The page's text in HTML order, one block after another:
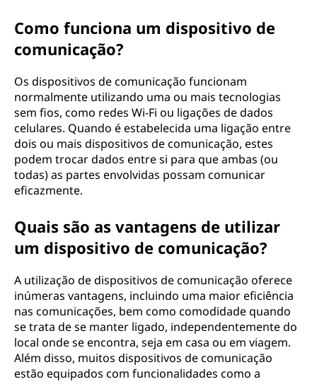
Como funciona um dispositivo de
comunicação?
Os dispositivos de comunicação funcionam
normalmente utilizando uma ou mais tecnologias
sem fios, como redes Wi-Fi ou ligações de dados
celulares. Quando é estabelecida uma ligação entre
dois ou mais dispositivos de comunicação, estes
podem trocar dados entre si para que ambas (ou
todas) as partes envolvidas possam comunicar
eficazmente.
Quais são as vantagens de utilizar
um dispositivo de comunicação?
A utilização de dispositivos de comunicação oferece
inúmeras vantagens, incluindo uma maior eficiência
nas comunicações, bem como comodidade quando
se trata de se manter ligado, independentemente do
local onde se encontra, seja em casa ou em viagem.
Além disso, muitos dispositivos de comunicação
estão equipados com funcionalidades como a